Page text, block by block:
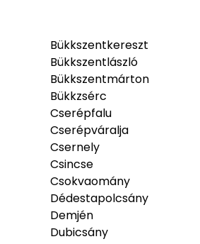
Bükkszentkereszt
Bükkszentlászló
Bükkszentmárton
Bükkzsérc
Cserépfalu
Cserépváralja
Csernely
Csincse
Csokvaomány
Dédestapolcsány
Demjén
Dubicsány